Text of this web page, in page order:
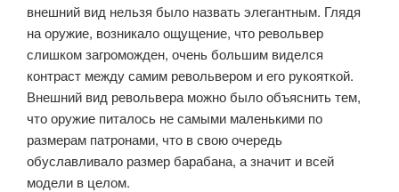
внешний вид нельзя было назвать элегантным. Глядя
на оружие, возникало ощущение, что револьвер
слишком загроможден, очень большим виделся
контраст между самим револьвером и его рукояткой.
Внешний вид револьвера можно было объяснить тем,
что оружие питалось не самыми маленькими по
размерам патронами, что в свою очередь
обуславливало размер барабана, а значит и всей
модели в целом.